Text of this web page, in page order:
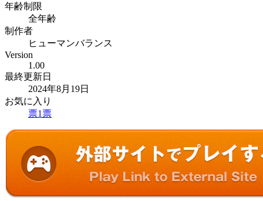
年齢制限
全年齢
制作者
ヒューマンバランス
Version
1.00
最終更新日
2024年8月19日
お気に入り
票1票